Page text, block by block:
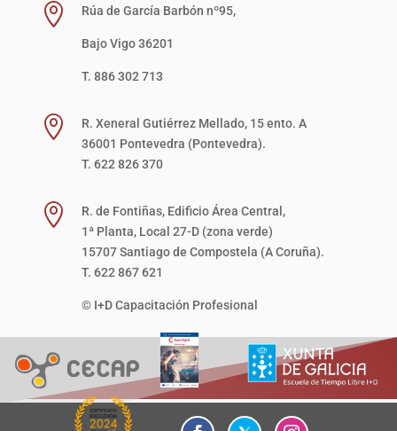
 Rúa de García Barbón nº95,
Bajo Vigo 36201
T. 886 302 713

R. Xeneral Gutiérrez Mellado, 15 ento. A
36001 Pontevedra (Pontevedra).
T. 622 826 370

R. de Fontiñas, Edificio Área Central,
1ª Planta, Local 27-D (zona verde)
15707 Santiago de Compostela (A Coruña).
T. 622 867 621
© I+D Capacitación Profesional